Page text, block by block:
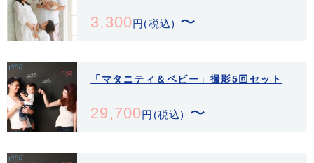
撮影したお写真を入れるレザーアルバムは「白または黒」から、色をお
選びいただけます。
3,300円(税込) 〜
「マタニティ＆ベビー」撮影5回セット
29,700円(税込) 〜